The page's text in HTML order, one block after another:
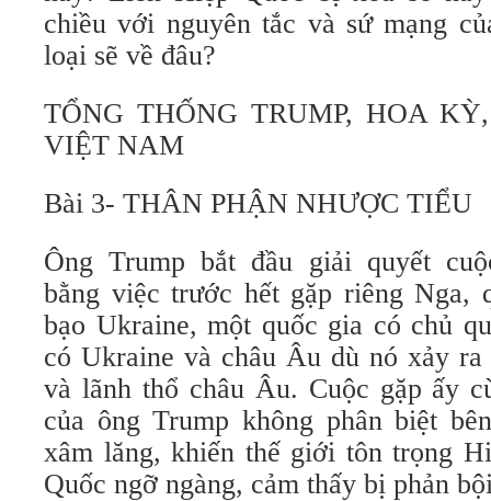
chiều với nguyên tắc và sứ mạng
loại sẽ về đâu?
TỔNG THỐNG TRUMP, HOA
VIỆT NAM
Bài 3- THÂN PHẬN NHƯỢC TIỂU
Ông Trump bắt đầu giải quyết
bằng việc trước hết gặp riêng Nga,
bạo Ukraine, một quốc gia có chủ
có Ukraine và châu Âu dù nó xảy
và lãnh thổ châu Âu. Cuộc gặp ấy
của ông Trump không phân biệt
xâm lăng, khiến thế giới tôn trọng
Quốc ngỡ ngàng, cảm thấy bị phản